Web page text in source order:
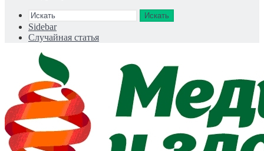
Искать
Sidebar
Случайная статья